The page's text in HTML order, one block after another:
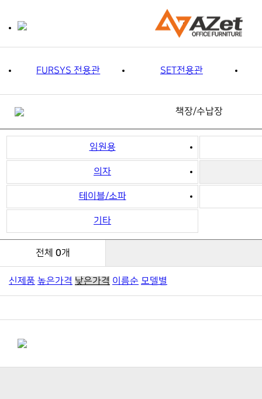
FURSYS 전용관 SET전용관
책장/수납장
임원용
의자
테이블/소파
기타
전체 0개
신제품 높은가격 낮은가격 이름순 모델별